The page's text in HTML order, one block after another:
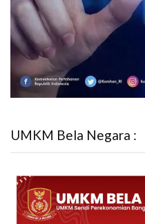
UMKM Bela Negara :